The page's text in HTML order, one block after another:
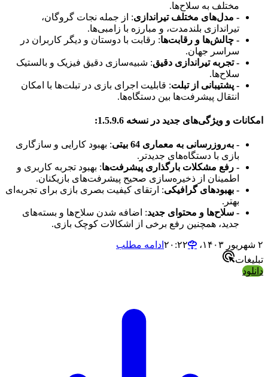
مختلف به سلاح‌ها.
- مدل‌های مختلف تیراندازی: از جمله نجات گروگان،
تیراندازی بلندمدت، و مبارزه با زامبی‌ها.
- چالش‌ها و رقابت‌ها: رقابت با دوستان و دیگر کاربران در
سراسر جهان.
- تجربه تیراندازی دقیق: شبیه‌سازی دقیق فیزیک و بالستیک
سلاح‌ها.
- پشتیبانی از تبلت: قابلیت اجرای بازی در تبلت‌ها با امکان
انتقال پیشرفت‌ها بین دستگاه‌ها.
امکانات و ویژگی‌های جدید در نسخه 1.5.9.6 :
- به‌روزرسانی به معماری 64 بیتی
: بهبود کارایی و سازگاری
بازی با دستگاه‌های جدیدتر.
- رفع مشکلات بارگذاری پیشرفت‌ها: بهبود تجربه کاربری و
اطمینان از ذخیره‌سازی صحیح پیشرفت‌های بازیکنان.
- بهبودهای گرافیکی: ارتقای کیفیت بصری بازی برای تجربه‌ای
بهتر.
- سلاح‌ها و محتوای جدید: اضافه شدن سلاح‌ها و بسته‌های
جدید، همچنین رفع برخی از اشکالات کوچک بازی.
۲ شهریور ۱۴۰۳،‏ ۲۰:۲۲
ادامه مطلب
تبلیغات
دانلود